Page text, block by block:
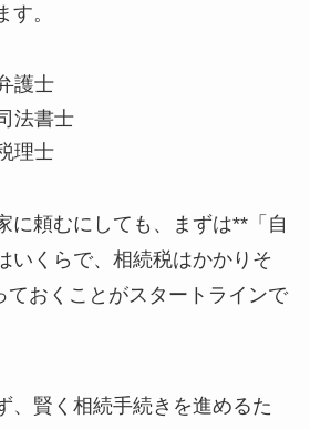
す。
護士
法書士
理士
に頼むにしても、まずは**「自
いくらで、相続税はかかりそ
ておくことがスタートラインで
、賢く相続手続きを進めるた